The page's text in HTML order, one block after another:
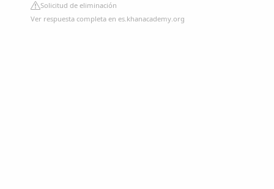
Solicitud de eliminación
Ver respuesta completa en es.khanacademy.org